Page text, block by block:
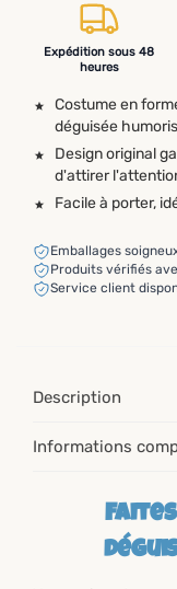
Expédition sous 48
heures
Costume en
déguisée
Design original
d'attirer
Facile à porter,
Emballages
Produits vérifiés
Service client
Description
Informations